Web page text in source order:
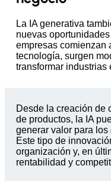
La IA generativa
nuevas
empresas comienzan
tecnología, surgen
transformar industrias
Desde la creación de
de productos, la IA
generar valor para
Este tipo de
organización y, en
rentabilidad y